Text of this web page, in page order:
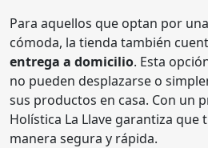
Para aquellos que optan por
cómoda, la tienda también
entrega a domicilio. Esta
no pueden desplazarse o
sus productos en casa. Con un
Holística La Llave garantiza que
manera segura y rápida.